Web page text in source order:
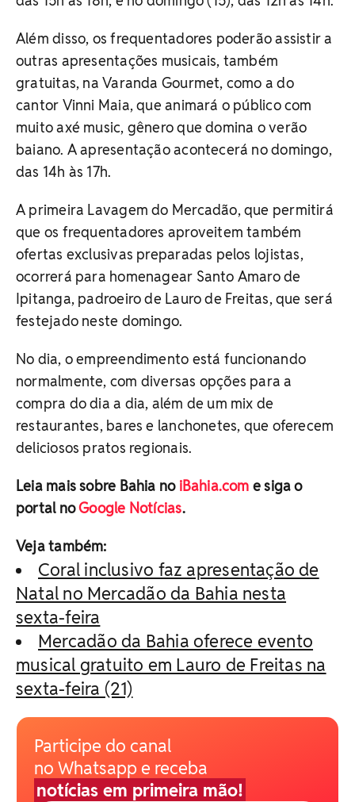
Além disso, os frequentadores poderão assistir a
outras apresentações musicais, também
gratuitas, na Varanda Gourmet, como a do
cantor Vinni Maia, que animará o público com
muito axé music, gênero que domina o verão
baiano. A apresentação acontecerá no domingo,
das 14h às 17h.
A primeira Lavagem do Mercadão, que permitirá
que os frequentadores aproveitem também
ofertas exclusivas preparadas pelos lojistas,
ocorrerá para homenagear Santo Amaro de
Ipitanga, padroeiro de Lauro de Freitas, que será
festejado neste domingo.
No dia, o empreendimento está funcionando
normalmente, com diversas opções para a
compra do dia a dia, além de um mix de
restaurantes, bares e lanchonetes, que oferecem
deliciosos pratos regionais.
Leia mais sobre Bahia no iBahia.com e siga o
portal noGoogle Notícias.
Veja também:
Coral inclusivo faz apresentação de
Natal no Mercadão da Bahia nesta
sexta-feira
Mercadão da Bahia oferece evento
musical gratuito em Lauro de Freitas na
sexta-feira (21)
Participe do canal
no Whatsapp e receba
notícias em primeira mão!